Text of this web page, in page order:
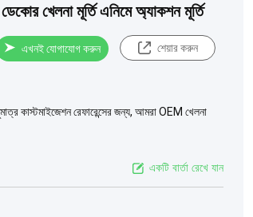
খেলনা মূর্তি এনিমে অ্যাকশন মূর্তি
এখনই যোগাযোগ করুন শেয়ার করুন
কাস্টমাইজেশন রেফারেন্সের জন্য, আমরা OEM খেলনা
একটি বার্তা রেখে যান